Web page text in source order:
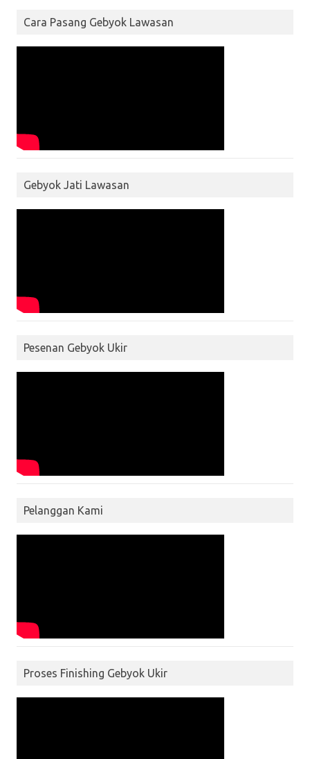
Cara Pasang Gebyok Lawasan
Gebyok Jati Lawasan
Pesenan Gebyok Ukir
Pelanggan Kami
Proses Finishing Gebyok Ukir